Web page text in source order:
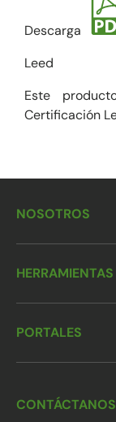
Descarga
Leed
Este
Certificación
NOSOTROS
HERRAMIENTAS
PORTALES
CONTÁCTANOS